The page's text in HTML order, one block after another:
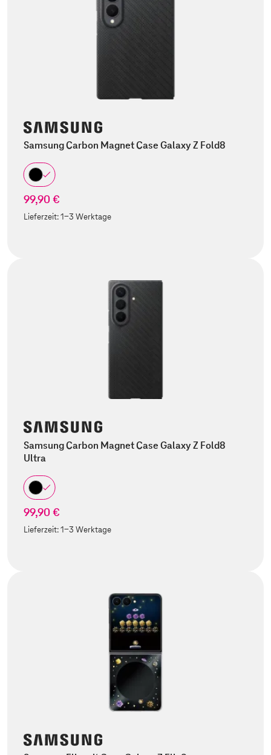
Samsung Carbon Magnet Case Galaxy Z Fold8
99,90 €
Lieferzeit:1-3 Werktage
Samsung Carbon Magnet Case Galaxy Z Fold8
Ultra
99,90 €
Lieferzeit:1-3 Werktage